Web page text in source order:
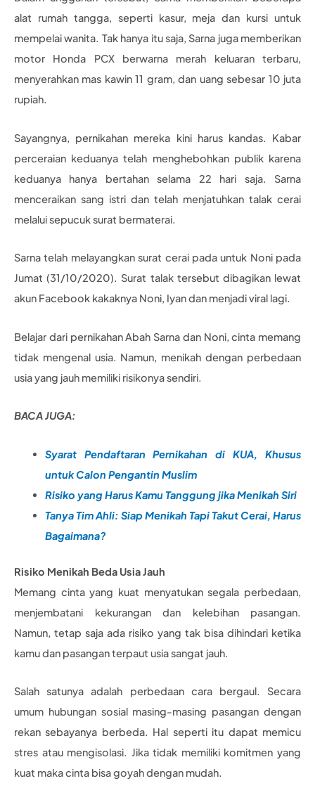
alat rumah tangga, seperti kasur, meja dan kursi untuk
mempelai wanita. Tak hanya itu saja, Sarna juga memberikan
motor Honda PCX berwarna merah keluaran terbaru,
menyerahkan mas kawin 11 gram, dan uang sebesar 10 juta
rupiah.
Sayangnya, pernikahan mereka kini harus kandas. Kabar
perceraian keduanya telah menghebohkan publik karena
keduanya hanya bertahan selama 22 hari saja. Sarna
menceraikan sang istri dan telah menjatuhkan talak cerai
melalui sepucuk surat bermaterai.
Sarna telah melayangkan surat cerai pada untuk Noni pada
Jumat (31/10/2020). Surat talak tersebut dibagikan lewat
akun Facebook kakaknya Noni, Iyan dan menjadi viral lagi.
Belajar dari pernikahan Abah Sarna dan Noni, cinta memang
tidak mengenal usia. Namun, menikah dengan perbedaan
usia yang jauh memiliki risikonya sendiri.
BACA JUGA:
Syarat Pendaftaran Pernikahan di KUA, Khusus
untuk Calon Pengantin Muslim
Risiko yang Harus Kamu Tanggung jika Menikah Siri
Tanya Tim Ahli: Siap Menikah Tapi Takut Cerai, Harus
Bagaimana?
Risiko Menikah Beda Usia Jauh
Memang cinta yang kuat menyatukan segala perbedaan,
menjembatani kekurangan dan kelebihan pasangan.
Namun, tetap saja ada risiko yang tak bisa dihindari ketika
kamu dan pasangan terpaut usia sangat jauh.
Salah satunya adalah perbedaan cara bergaul. Secara
umum hubungan sosial masing-masing pasangan dengan
rekan sebayanya berbeda. Hal seperti itu dapat memicu
stres atau mengisolasi. Jika tidak memiliki komitmen yang
kuat maka cinta bisa goyah dengan mudah.